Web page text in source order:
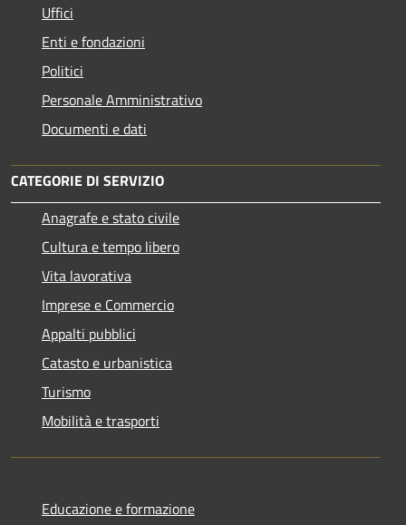
Uffici
Enti e fondazioni
Politici
Personale Amministrativo
Documenti e dati
CATEGORIE DI SERVIZIO
Anagrafe e stato civile
Cultura e tempo libero
Vita lavorativa
Imprese e Commercio
Appalti pubblici
Catasto e urbanistica
Turismo
Mobilità e trasporti
Educazione e formazione